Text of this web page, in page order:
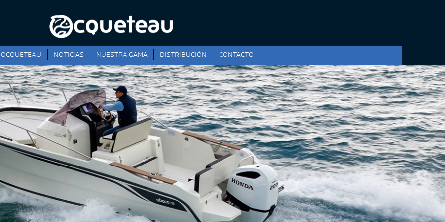
OCQUETEAU NOTICIAS NUESTRA GAMA DISTRIBUCIÓN CONTACTO